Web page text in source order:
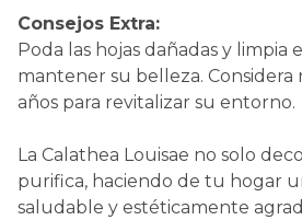
Consejos Extra:
Poda las hojas dañadas y limpia
mantener su belleza. Considera
años para revitalizar su entorno.
La Calathea Louisae no solo
purifica, haciendo de tu hogar
saludable y estéticamente